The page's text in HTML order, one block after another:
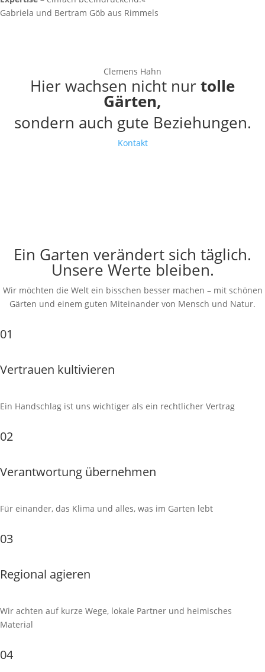
Gabriela und Bertram Göb aus Rimmels
Clemens Hahn
Hier wachsen nicht nurtolle
Gärten,
sondern auch gute Beziehungen.
Kontakt
Ein Garten verändert sich täglich.
Unsere Werte bleiben.
Wir möchten die Welt ein bisschen besser machen – mit schönen
Gärten und einem guten Miteinander von Mensch und Natur.
01
Vertrauen kultivieren
Ein Handschlag ist uns wichtiger als ein rechtlicher Vertrag
02
Verantwortung übernehmen
Für einander, das Klima und alles, was im Garten lebt
03
Regional agieren
Wir achten auf kurze Wege, lokale Partner und heimisches
Material
04